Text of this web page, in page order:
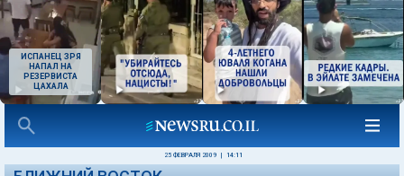
ИСПАНЕЦ ЗРЯ
НАПАЛ НА
РЕЗЕРВИСТА
ЦАХАЛА
25 ФЕВРАЛЯ 2009 14:11